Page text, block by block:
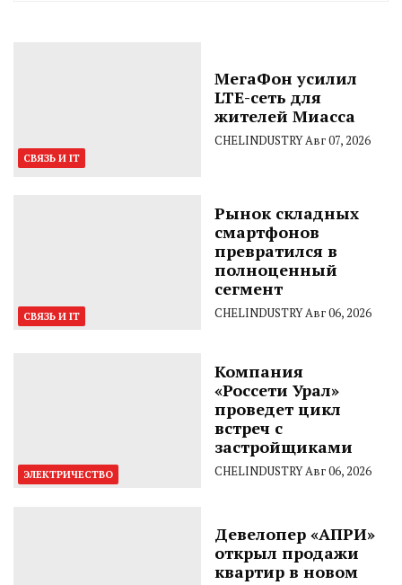
СВЯЗЬ И IT
МегаФон усилил
LTE-сеть для
жителей Миасса
CHELINDUSTRYАвг 07, 2026
СВЯЗЬ И IT
Рынок складных
смартфонов
превратился в
полноценный
сегмент
CHELINDUSTRYАвг 06, 2026
ЭЛЕКТРИЧЕСТВО
Компания
«Россети Урал»
проведет цикл
встреч с
застройщиками
CHELINDUSTRYАвг 06, 2026
Девелопер «АПРИ»
открыл продажи
квартир в новом